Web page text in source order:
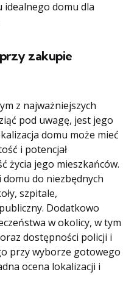
idealnego domu dla
zakupie
z najważniejszych
pod uwagę, jest jego
domu może mieć
i potencjał
życia jego mieszkańców.
do niezbędnych
szpitale,
Dodatkowo
w okolicy, w tym
dostępności policji i
przy wyborze gotowego
ocena lokalizacji i